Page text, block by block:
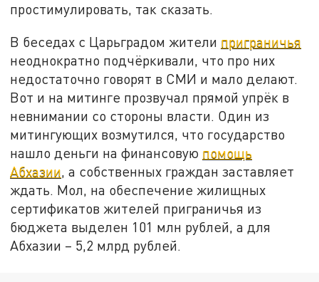
простимулировать, так сказать.
В беседах с Царьградом жители приграничья
неоднократно подчёркивали, что про них
недостаточно говорят в СМИ и мало делают.
Вот и на митинге прозвучал прямой упрёк в
невнимании со стороны власти. Один из
митингующих возмутился, что государство
нашло деньги на финансовую помощь
Абхазии, а собственных граждан заставляет
ждать. Мол, на обеспечение жилищных
сертификатов жителей приграничья из
бюджета выделен 101 млн рублей, а для
Абхазии – 5,2 млрд рублей.